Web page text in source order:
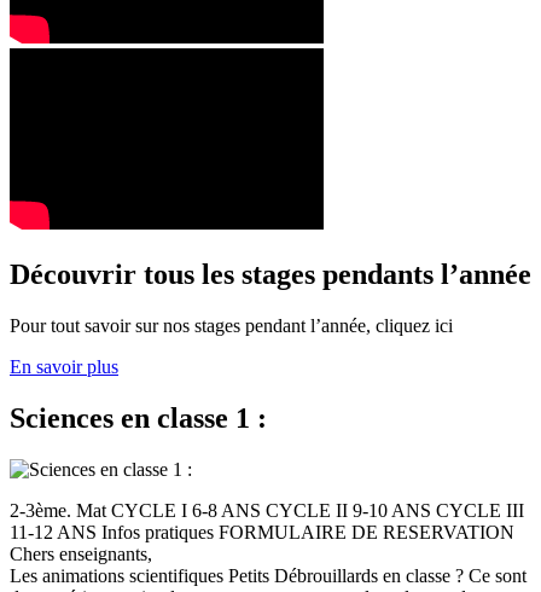
Découvrir tous les stages pendants l’année
Pour tout savoir sur nos stages pendant l’année, cliquez ici
En savoir plus
Sciences en classe 1 :
2-3ème. Mat CYCLE I 6-8 ANS CYCLE II 9-10 ANS CYCLE III
11-12 ANS Infos pratiques FORMULAIRE DE RESERVATION
Chers enseignants,
Les animations scientifiques Petits Débrouillards en classe ? Ce sont